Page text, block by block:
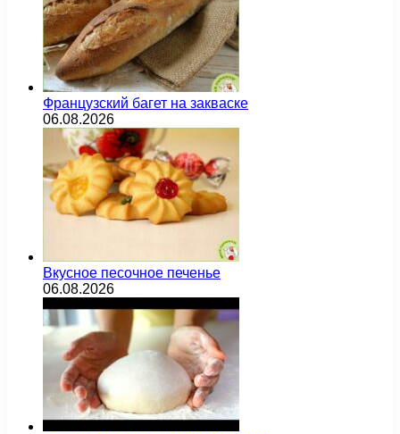
Французский багет на закваске
06.08.2026
Вкусное песочное печенье
06.08.2026